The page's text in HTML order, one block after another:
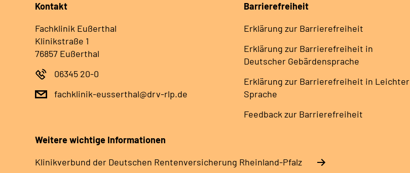
Kontakt
Fachklinik Eußerthal
Klinikstraße 1
76857 Eußerthal
06345 20-0
fachklinik-eusserthal@drv-rlp.de
Barrierefreiheit
Erklärung zur Barrierefreiheit
Erklärung zur Barrierefreiheit in
Deutscher Gebärdensprache
Erklärung zur Barrierefreiheit in Leichter
Sprache
Feedback zur Barrierefreiheit
Weitere wichtige Informationen
Klinikverbund der Deutschen Rentenversicherung Rheinland-Pfalz